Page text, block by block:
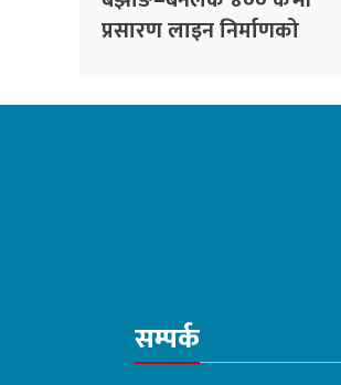
प्रसारण लाइन निर्माणको
सम्पर्क